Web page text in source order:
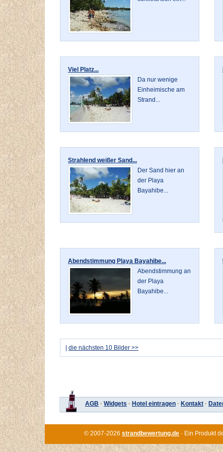
Viel Platz...
Da nur wenige
Einheimische am
Strand...
Strahlend weißer Sand...
Der Sand hier an
der Playa
Bayahibe...
Abendstimmung Playa Bayahibe...
Abendstimmung an
der Playa
Bayahibe...
die nächsten 10 Bilder >>
AGB · Widgets · Hotel eintragen · Kontakt ·
© 2007-2026 strandbewertung.de · Ein Produkt